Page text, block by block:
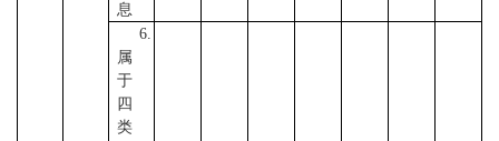
息
6.
属
于
四
类